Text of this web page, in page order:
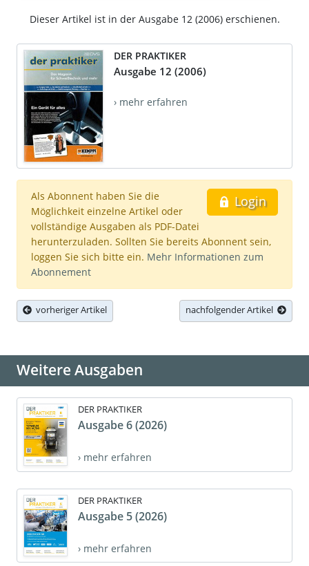
Dieser Artikel ist in der Ausgabe 12 (2006) erschienen.
DER PRAKTIKER
Ausgabe 12 (2006)
› mehr erfahren
Login
Als Abonnent haben Sie die
Möglichkeit einzelne Artikel oder
vollständige Ausgaben als PDF-Datei
herunterzuladen. Sollten Sie bereits Abonnent sein,
loggen Sie sich bitte ein. Mehr Informationen zum
Abonnement
vorheriger Artikel nachfolgender Artikel
Weitere Ausgaben
DER PRAKTIKER
Ausgabe 6 (2026)
› mehr erfahren
DER PRAKTIKER
Ausgabe 5 (2026)
› mehr erfahren